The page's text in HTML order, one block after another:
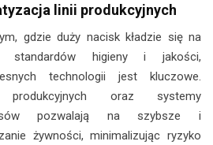
linii produkcyjnych
gdzie duży nacisk kładzie się na
standardów higieny i jakości,
technologii jest kluczowe.
oraz systemy
pozwalają na szybsze i
żywności, minimalizując ryzyko